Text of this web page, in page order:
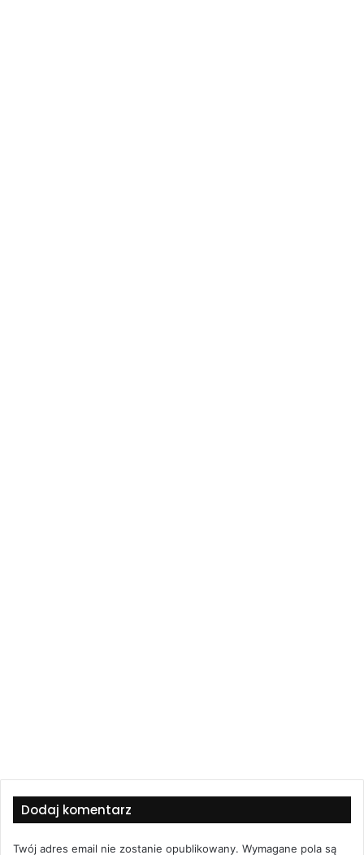
Dodaj komentarz
Twój adres email nie zostanie opublikowany. Wymagane pola są